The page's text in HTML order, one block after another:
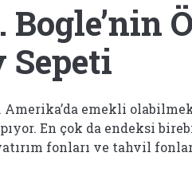
Bogle’nin
Sepeti
Amerika’da emekli
En çok da endeksi
fonları ve tahvil